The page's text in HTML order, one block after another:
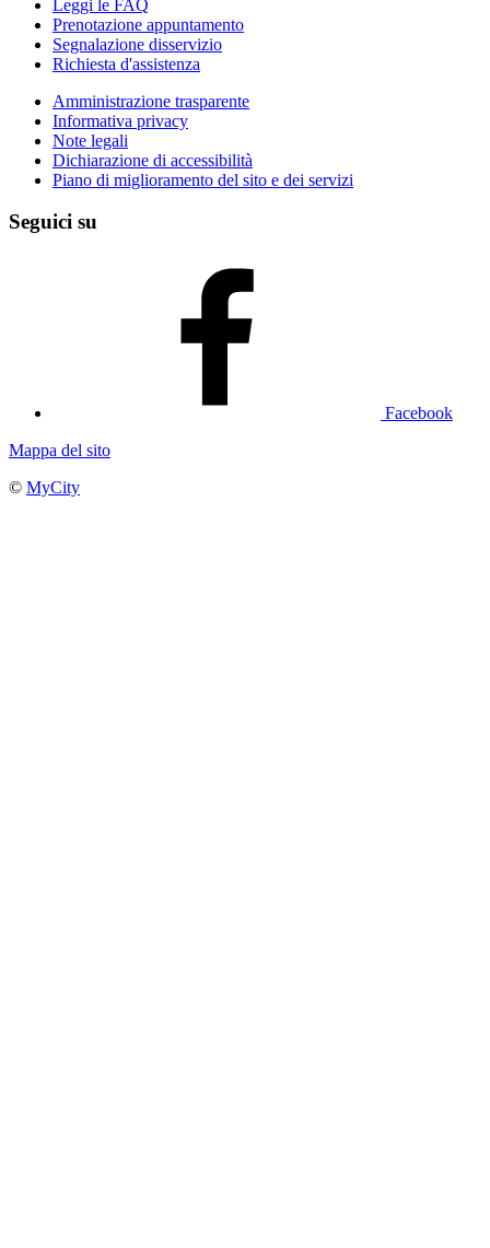
Leggi le FAQ
Prenotazione appuntamento
Segnalazione disservizio
Richiesta d'assistenza
Amministrazione trasparente
Informativa privacy
Note legali
Dichiarazione di accessibilità
Piano di miglioramento del sito e dei servizi
Seguici su
Facebook
Mappa del sito
© MyCity